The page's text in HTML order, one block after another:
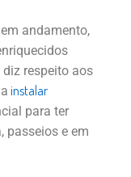
andamento,
respeito aos
instalar
para ter
passeios e em